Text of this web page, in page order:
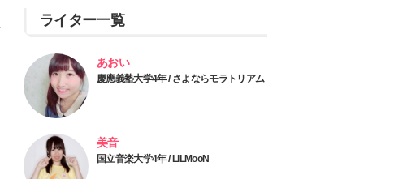
ライター一覧
あおい
慶應義塾大学4年 / さよならモラトリアム
美音
国立音楽大学4年 / LiLMooN